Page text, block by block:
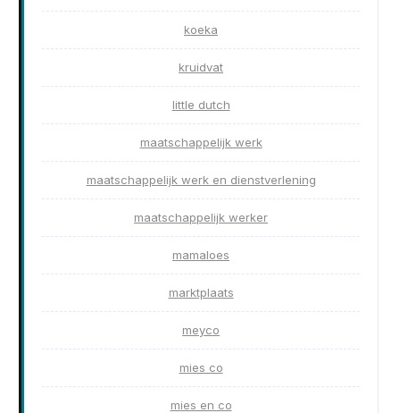
koeka
kruidvat
little dutch
maatschappelijk werk
maatschappelijk werk en dienstverlening
maatschappelijk werker
mamaloes
marktplaats
meyco
mies co
mies en co